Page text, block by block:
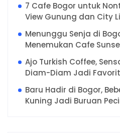
7 Cafe Bogor untuk
View Gunung dan City
Menunggu Senja di
Menemukan Cafe
Ajo Turkish Coffee,
Diam-Diam Jadi
Baru Hadir di Bogor,
Kuning Jadi Buruan